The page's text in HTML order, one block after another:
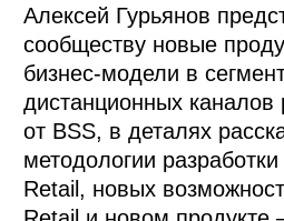
Алексей Гурьянов
сообществу новые
бизнес-модели в
дистанционных каналов
от BSS, в деталях
методологии
Retail, новых